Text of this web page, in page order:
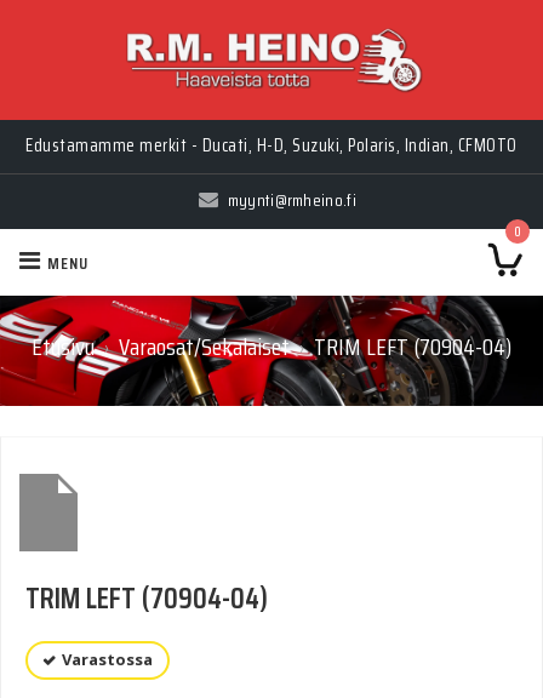
Edustamamme merkit - Ducati, H-D, Suzuki, Polaris, Indian, CFMOTO
myynti@rmheino.fi
0
MENU
Etusivu › Varaosat/Sekalaiset › TRIM LEFT (70904-04)
TRIM LEFT (70904-04)
Varastossa